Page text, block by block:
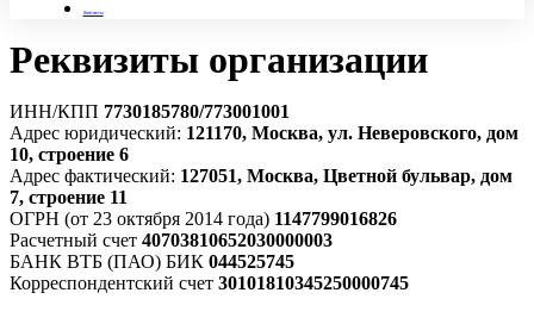
Контакты
Реквизиты организации
ИНН/КПП 7730185780/773001001
Адрес юридический: 121170, Москва, ул. Неверовского, дом
10, строение 6
Адрес фактический: 127051, Москва, Цветной бульвар, дом
7, строение 11
ОГРН (от 23 октября 2014 года) 1147799016826
Расчетный счет 40703810652030000003
БАНК ВТБ (ПАО) БИК 044525745
Корреспондентский счет 30101810345250000745